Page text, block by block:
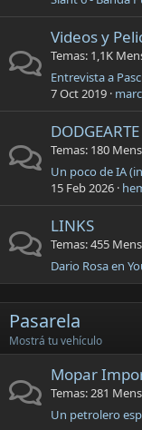
Videos y
Temas 1,1K
Entrevista a
7 Oct 2019
DODGEARTE
Temas 180
Un poco de IA
15 Feb 2026
LINKS
Temas 455
Dario Rosa en
Pasarela
Mostrá tu vehículo
Mopar
Temas 281
Un petrolero